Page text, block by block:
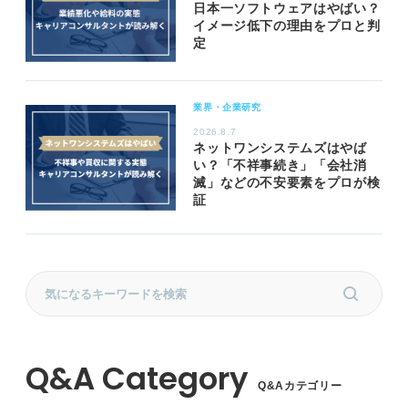
日本一ソフトウェアはやばい？
イメージ低下の理由をプロと判
定
業界・企業研究
2026.8.7
ネットワンシステムズはやば
い？「不祥事続き」「会社消
滅」などの不安要素をプロが検
証
Q&Aカテゴリー